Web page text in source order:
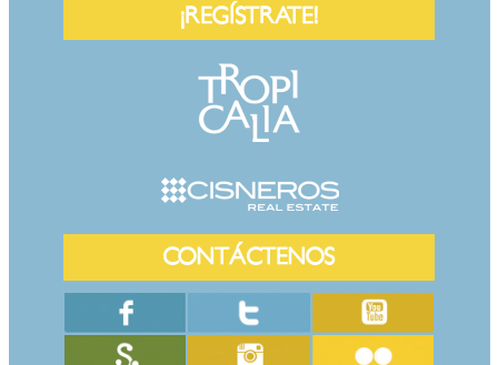
¡REGÍSTRATE!
CONTÁCTENOS